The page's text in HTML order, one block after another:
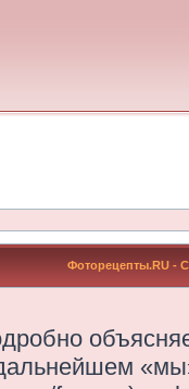
Фоторецепты.RU -